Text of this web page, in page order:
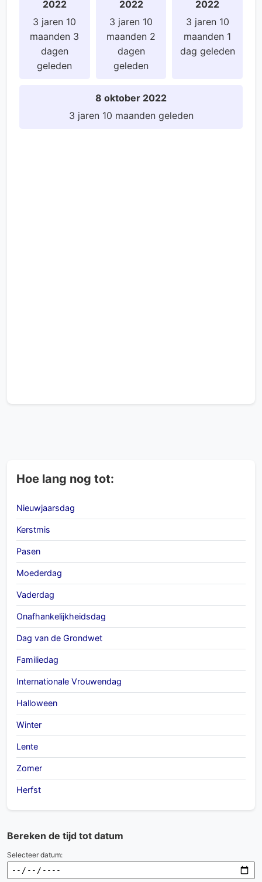
2022
3 jaren 10
maanden 3
dagen
geleden
2022
3 jaren 10
maanden 2
dagen
geleden
2022
3 jaren 10
maanden 1
dag geleden
8 oktober 2022
3 jaren 10 maanden geleden
Hoe lang nog tot:
Nieuwjaarsdag
Kerstmis
Pasen
Moederdag
Vaderdag
Onafhankelijkheidsdag
Dag van de Grondwet
Familiedag
Internationale Vrouwendag
Halloween
Winter
Lente
Zomer
Herfst
Bereken de tijd tot datum
Selecteer datum: